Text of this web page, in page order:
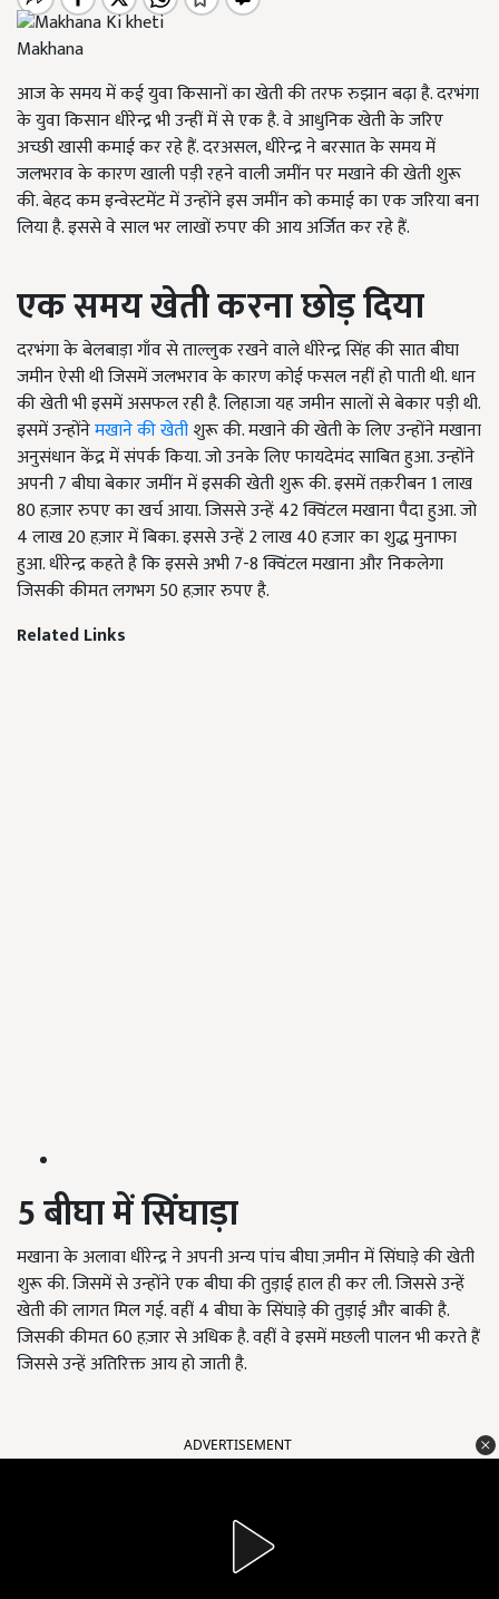
Makhana
आज के समय में कई युवा किसानों का खेती की तरफ रुझान बढ़ा है. दरभंगा
के युवा किसान धीरेन्द्र भी उन्हीं में से एक है. वे आधुनिक खेती के जरिए
अच्छी खासी कमाई कर रहे हैं. दरअसल, धीरेन्द्र ने बरसात के समय में
जलभराव के कारण खाली पड़ी रहने वाली जमींन पर मखाने की खेती शुरू
की. बेहद कम इन्वेस्टमेंट में उन्होंने इस जमींन को कमाई का एक जरिया बना
लिया है. इससे वे साल भर लाखों रुपए की आय अर्जित कर रहे हैं.
एकसमयखेतीकरनाछोड़दिया
दरभंगा के बेलबाड़ा गाँव से ताल्लुक रखने वाले धीरेन्द्र सिंह की सात बीघा
जमीन ऐसी थी जिसमें जलभराव के कारण कोई फसल नहीं हो पाती थी. धान
की खेती भी इसमें असफल रही है. लिहाजा यह जमीन सालों से बेकार पड़ी थी.
इसमें उन्होंनेमखाने की खेतीशुरू की. मखाने की खेती के लिए उन्होंने मखाना
अनुसंधान केंद्र में संपर्क किया. जो उनके लिए फायदेमंद साबित हुआ. उन्होंने
अपनी 7 बीघा बेकार जमींन में इसकी खेती शुरू की. इसमें तक़रीबन 1 लाख
80 हज़ार रुपए का खर्च आया. जिससे उन्हें 42 क्विंटल मखाना पैदा हुआ. जो
4 लाख 20 हज़ार में बिका. इससे उन्हें 2 लाख 40 हजार का शुद्ध मुनाफा
हुआ. धीरेन्द्र कहते है कि इससे अभी 7-8 क्विंटल मखाना और निकलेगा
जिसकी कीमत लगभग 50 हज़ार रुपए है.
Related Links
5बीघामेंसिंघाड़ा
मखाना के अलावा धीरेन्द्र ने अपनी अन्य पांच बीघा ज़मीन में सिंघाड़े की खेती
शुरू की. जिसमें से उन्होंने एक बीघा की तुड़ाई हाल ही कर ली. जिससे उन्हें
खेती की लागत मिल गई. वहीं 4 बीघा के सिंघाड़े की तुड़ाई और बाकी है.
जिसकी कीमत 60 हज़ार से अधिक है. वहीं वे इसमें मछली पालन भी करते हैं
जिससे उन्हें अतिरिक्त आय हो जाती है.
ADVERTISEMENT